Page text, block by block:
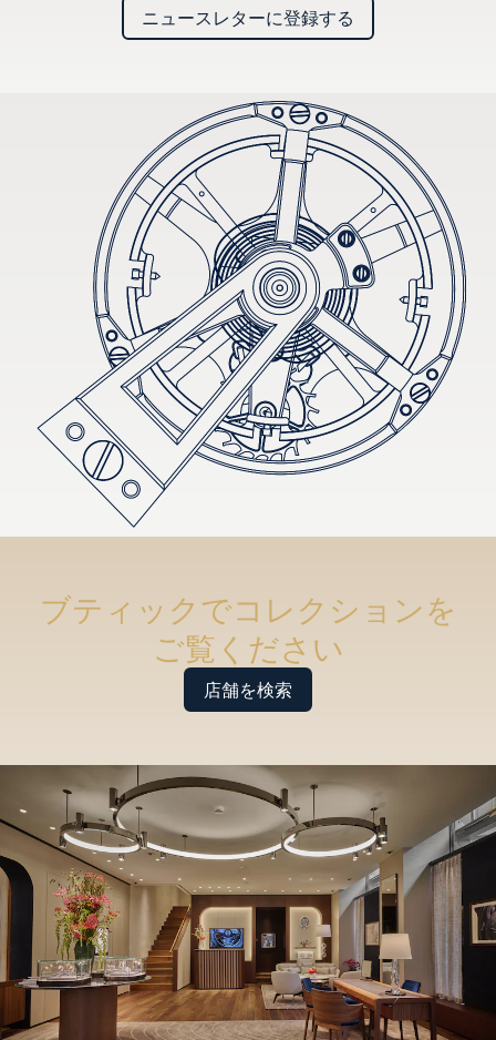
ニュースレターに登録する
ブティックでコレクションを
ご覧ください
店舗を検索